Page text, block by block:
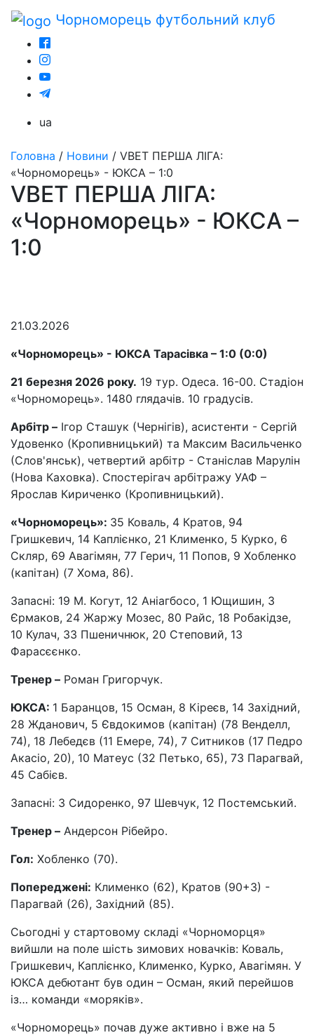
Чорноморець футбольний клуб
ua
Головна / Новини / VBET ПЕРША ЛІГА:
«Чорноморець» - ЮКСА – 1:0
VBET ПЕРША ЛІГА:
«Чорноморець» - ЮКСА –
1:0
21.03.2026
«Чорноморець» - ЮКСА Тарасівка – 1:0 (0:0)
21 березня 2026 року. 19 тур. Одеса. 16-00. Стадіон
«Чорноморець». 1480 глядачів. 10 градусів.
Арбітр – Ігор Сташук (Чернігів), асистенти - Сергій
Удовенко (Кропивницький) та Максим Васильченко
(Слов'янськ), четвертий арбітр - Станіслав Марулін
(Нова Каховка). Спостерігач арбітражу УАФ –
Ярослав Кириченко (Кропивницький).
«Чорноморець»: 35 Коваль, 4 Кратов, 94
Гришкевич, 14 Каплієнко, 21 Клименко, 5 Курко, 6
Скляр, 69 Авагімян, 77 Герич, 11 Попов, 9 Хобленко
(капітан) (7 Хома, 86).
Запасні: 19 М. Когут, 12 Аніагбосо, 1 Ющишин, 3
Єрмаков, 24 Жаржу Мозес, 80 Райс, 18 Робакідзе,
10 Кулач, 33 Пшеничнюк, 20 Степовий, 13
Фарасєєнко.
Тренер – Роман Григорчук.
ЮКСА: 1 Баранцов, 15 Осман, 8 Кіреєв, 14 Західний,
28 Жданович, 5 Євдокимов (капітан) (78 Венделл,
74), 18 Лебедєв (11 Емере, 74), 7 Ситников (17 Педро
Акасіо, 20), 10 Матеус (32 Петько, 65), 73 Парагвай,
45 Сабієв.
Запасні: 3 Сидоренко, 97 Шевчук, 12 Постемський.
Тренер – Андерсон Рібейро.
Гол: Хобленко (70).
Попереджені: Клименко (62), Кратов (90+3) -
Парагвай (26), Західний (85).
Сьогодні у стартовому складі «Чорноморця»
вийшли на поле шість зимових новачків: Коваль,
Гришкевич, Каплієнко, Клименко, Курко, Авагімян. У
ЮКСА дебютант був один – Осман, який перейшов
із… команди «моряків».
«Чорноморець» почав дуже активно і вже на 5